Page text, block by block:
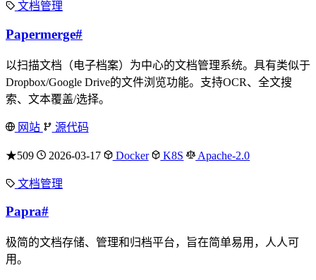
文档管理
Papermerge#
以扫描文档（电子档案）为中心的文档管理系统。具有类似于
Dropbox/Google Drive的文件浏览功能。支持OCR、全文搜
索、文本覆盖/选择。
网站 源代码
★509 2026-03-17 Docker K8S Apache-2.0
文档管理
Papra#
极简的文档存储、管理和归档平台，旨在简单易用，人人可
用。